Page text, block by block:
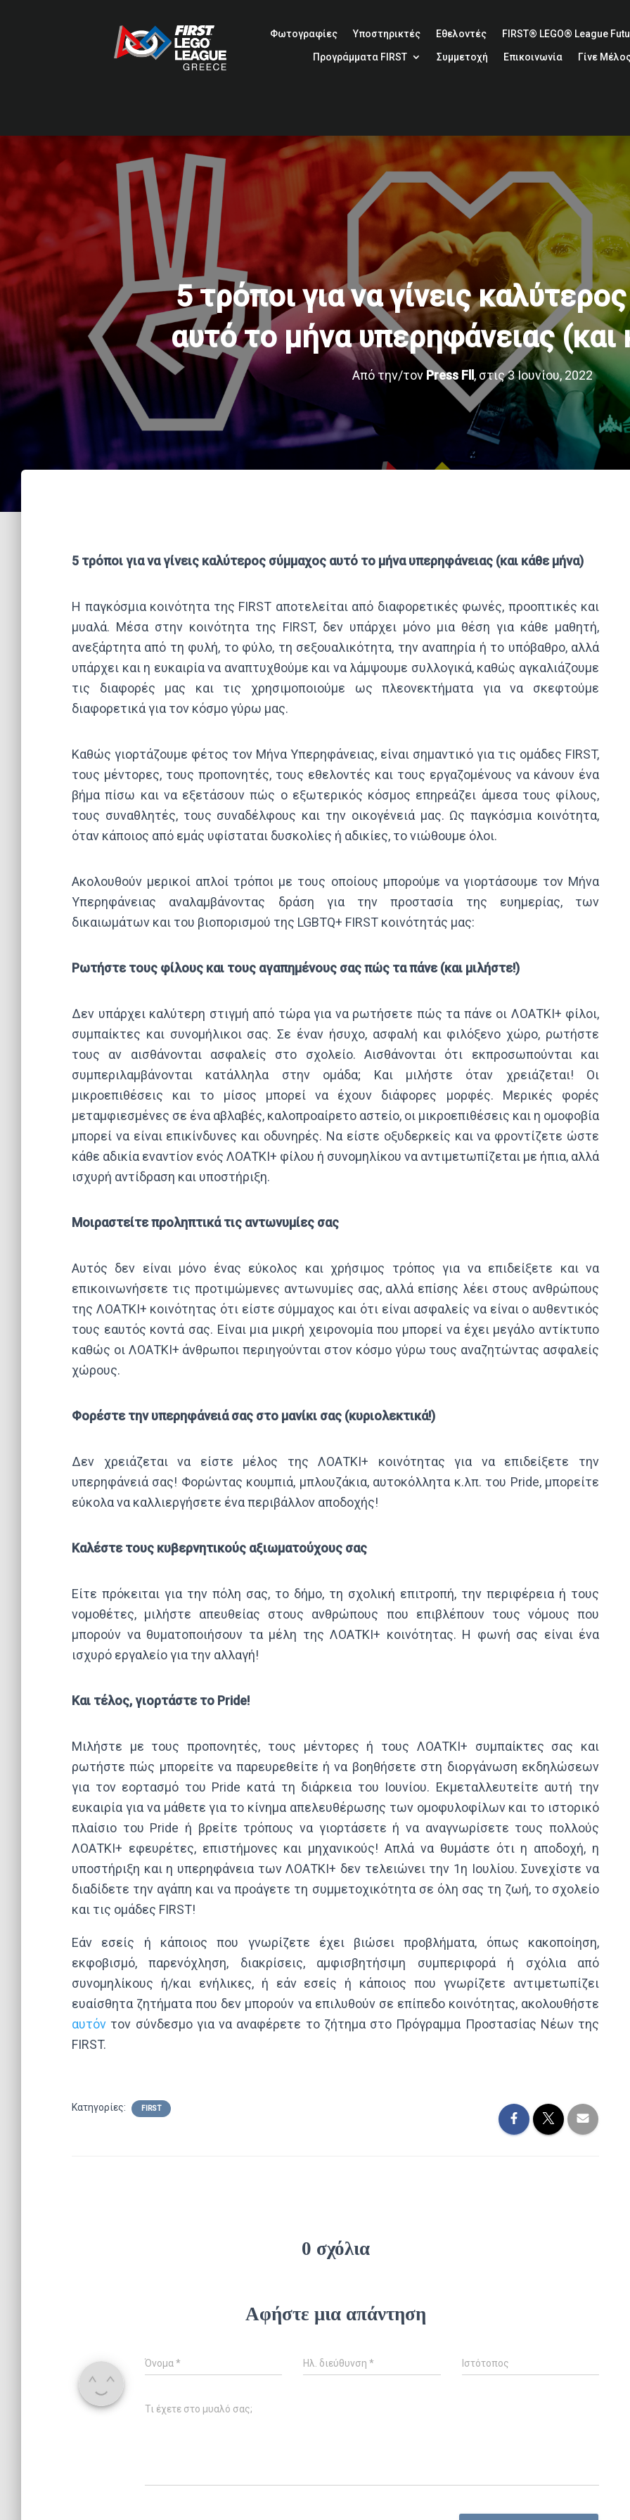
Φωτογραφίες Υποστηρικτές Εθελοντές FIRST® LEGO® League
Προγράμματα FIRST Συμμετοχή Επικοινωνία Γίνε
5 τρόποι για να γίνεις
αυτό το μήνα υπερηφάνειας (και
Από την/τον Press Fll , στις3 Ιουνίου, 2022
5 τρόποι για να γίνεις καλύτερος σύμμαχος αυτό το μήνα υπερηφάνειας (και κάθε μήνα)
Η παγκόσμια κοινότητα της FIRST αποτελείται από διαφορετικές φωνές, προοπτικές και
μυαλά. Μέσα στην κοινότητα της FIRST, δεν υπάρχει μόνο μια θέση για κάθε μαθητή,
ανεξάρτητα από τη φυλή, το φύλο, τη σεξουαλικότητα, την αναπηρία ή το υπόβαθρο, αλλά
υπάρχει και η ευκαιρία να αναπτυχθούμε και να λάμψουμε συλλογικά, καθώς αγκαλιάζουμε
τις διαφορές μας και τις χρησιμοποιούμε ως πλεονεκτήματα για να σκεφτούμε
διαφορετικά για τον κόσμο γύρω μας.
Καθώς γιορτάζουμε φέτος τον Μήνα Υπερηφάνειας, είναι σημαντικό για τις ομάδες FIRST,
τους μέντορες, τους προπονητές, τους εθελοντές και τους εργαζομένους να κάνουν ένα
βήμα πίσω και να εξετάσουν πώς ο εξωτερικός κόσμος επηρεάζει άμεσα τους φίλους,
τους συναθλητές, τους συναδέλφους και την οικογένειά μας. Ως παγκόσμια κοινότητα,
όταν κάποιος από εμάς υφίσταται δυσκολίες ή αδικίες, το νιώθουμε όλοι.
Ακολουθούν μερικοί απλοί τρόποι με τους οποίους μπορούμε να γιορτάσουμε τον Μήνα
Υπερηφάνειας αναλαμβάνοντας δράση για την προστασία της ευημερίας, των
δικαιωμάτων και του βιοπορισμού της LGBTQ+ FIRST κοινότητάς μας:
Ρωτήστε τους φίλους και τους αγαπημένους σας πώς τα πάνε (και μιλήστε!)
Δεν υπάρχει καλύτερη στιγμή από τώρα για να ρωτήσετε πώς τα πάνε οι ΛΟΑΤΚΙ+ φίλοι,
συμπαίκτες και συνομήλικοι σας. Σε έναν ήσυχο, ασφαλή και φιλόξενο χώρο, ρωτήστε
τους αν αισθάνονται ασφαλείς στο σχολείο. Αισθάνονται ότι εκπροσωπούνται και
συμπεριλαμβάνονται κατάλληλα στην ομάδα; Και μιλήστε όταν χρειάζεται! Οι
μικροεπιθέσεις και το μίσος μπορεί να έχουν διάφορες μορφές. Μερικές φορές
μεταμφιεσμένες σε ένα αβλαβές, καλοπροαίρετο αστείο, οι μικροεπιθέσεις και η ομοφοβία
μπορεί να είναι επικίνδυνες και οδυνηρές. Να είστε οξυδερκείς και να φροντίζετε ώστε
κάθε αδικία εναντίον ενός ΛΟΑΤΚΙ+ φίλου ή συνομηλίκου να αντιμετωπίζεται με ήπια, αλλά
ισχυρή αντίδραση και υποστήριξη.
Μοιραστείτε προληπτικά τις αντωνυμίες σας
Αυτός δεν είναι μόνο ένας εύκολος και χρήσιμος τρόπος για να επιδείξετε και να
επικοινωνήσετε τις προτιμώμενες αντωνυμίες σας, αλλά επίσης λέει στους ανθρώπους
της ΛΟΑΤΚΙ+ κοινότητας ότι είστε σύμμαχος και ότι είναι ασφαλείς να είναι ο αυθεντικός
τους εαυτός κοντά σας. Είναι μια μικρή χειρονομία που μπορεί να έχει μεγάλο αντίκτυπο
καθώς οι ΛΟΑΤΚΙ+ άνθρωποι περιηγούνται στον κόσμο γύρω τους αναζητώντας ασφαλείς
χώρους.
Φορέστε την υπερηφάνειά σας στο μανίκι σας (κυριολεκτικά!)
Δεν χρειάζεται να είστε μέλος της ΛΟΑΤΚΙ+ κοινότητας για να επιδείξετε την
υπερηφάνειά σας! Φορώντας κουμπιά, μπλουζάκια, αυτοκόλλητα κ.λπ. του Pride, μπορείτε
εύκολα να καλλιεργήσετε ένα περιβάλλον αποδοχής!
Καλέστε τους κυβερνητικούς αξιωματούχους σας
Είτε πρόκειται για την πόλη σας, το δήμο, τη σχολική επιτροπή, την περιφέρεια ή τους
νομοθέτες, μιλήστε απευθείας στους ανθρώπους που επιβλέπουν τους νόμους που
μπορούν να θυματοποιήσουν τα μέλη της ΛΟΑΤΚΙ+ κοινότητας. Η φωνή σας είναι ένα
ισχυρό εργαλείο για την αλλαγή!
Και τέλος, γιορτάστε το Pride!
Μιλήστε με τους προπονητές, τους μέντορες ή τους ΛΟΑΤΚΙ+ συμπαίκτες σας και
ρωτήστε πώς μπορείτε να παρευρεθείτε ή να βοηθήσετε στη διοργάνωση εκδηλώσεων
για τον εορτασμό του Pride κατά τη διάρκεια του Ιουνίου. Εκμεταλλευτείτε αυτή την
ευκαιρία για να μάθετε για το κίνημα απελευθέρωσης των ομοφυλοφίλων και το ιστορικό
πλαίσιο του Pride ή βρείτε τρόπους να γιορτάσετε ή να αναγνωρίσετε τους πολλούς
ΛΟΑΤΚΙ+ εφευρέτες, επιστήμονες και μηχανικούς! Απλά να θυμάστε ότι η αποδοχή, η
υποστήριξη και η υπερηφάνεια των ΛΟΑΤΚΙ+ δεν τελειώνει την 1η Ιουλίου. Συνεχίστε να
διαδίδετε την αγάπη και να προάγετε τη συμμετοχικότητα σε όλη σας τη ζωή, το σχολείο
και τις ομάδες FIRST!
Εάν εσείς ή κάποιος που γνωρίζετε έχει βιώσει προβλήματα, όπως κακοποίηση,
εκφοβισμό, παρενόχληση, διακρίσεις, αμφισβητήσιμη συμπεριφορά ή σχόλια από
συνομηλίκους ή/και ενήλικες, ή εάν εσείς ή κάποιος που γνωρίζετε αντιμετωπίζει
ευαίσθητα ζητήματα που δεν μπορούν να επιλυθούν σε επίπεδο κοινότητας, ακολουθήστε
αυτόν τον σύνδεσμο για να αναφέρετε το ζήτημα στο Πρόγραμμα Προστασίας Νέων της
FIRST.
Κατηγορίες: FIRST
0 σχόλια
Αφήστε μια απάντηση
Όνομα * Ηλ. διεύθυνση* Ιστότοπος
Τι έχετε στο μυαλό σας;